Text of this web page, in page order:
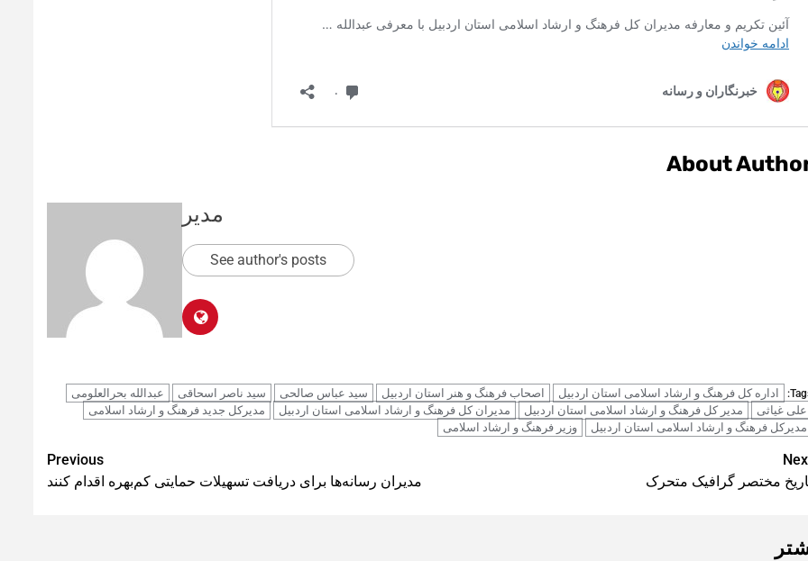
About
مدیر
See author's posts
اداره کل فرهنگ و ارشاد اسلامی استان اردبیل اصحاب فرهنگ و هنر استان اردبیل سید عباس صالحی سید ناصر اسحاقی
عبدالله بحرالعلومی
علی غیاثی
مدیر کل فرهنگ و ارشاد اسلامی استان اردبیل مدیران کل فرهنگ و ارشاد اسلامی استان اردبیل
مدیرکل جدید فرهنگ و ارشاد اسلامی
مدیرکل فرهنگ و ارشاد اسلامی استان اردبیل
وزیر فرهنگ و ارشاد اسلامی
Previous
مدیران رسانه‌ها برای دریافت تسهیلات حمایتی کم‌بهره اقدام کنند
مختصر گرافیک متحرک